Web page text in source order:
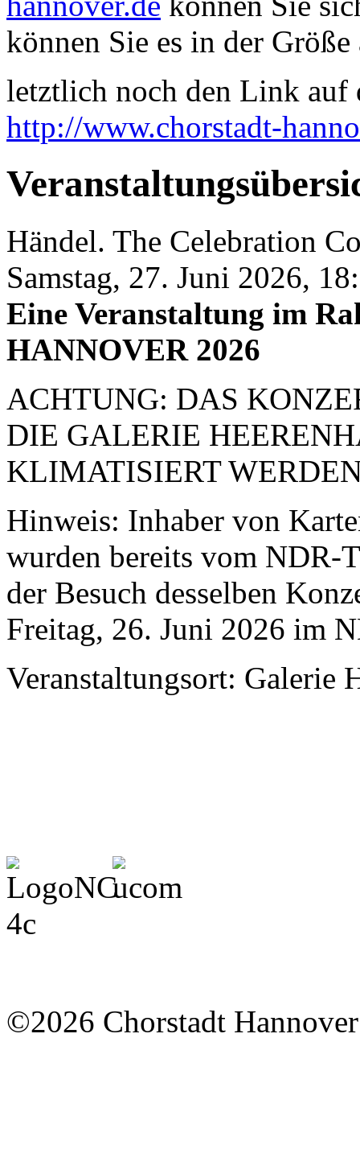
können Sie es in der
letztlich noch den Link auf
http://www.chorstadt-
Händel. The Celebration
Samstag, 27. Juni 2026,
Eine Veranstaltung im
HANNOVER 2026
ACHTUNG: DAS
DIE GALERIE
KLIMATISIERT
Hinweis: Inhaber von
wurden bereits vom
der Besuch desselben
Freitag, 26. Juni 2026 im
Veranstaltungsort: Galerie
©2026 Chorstadt Hannover